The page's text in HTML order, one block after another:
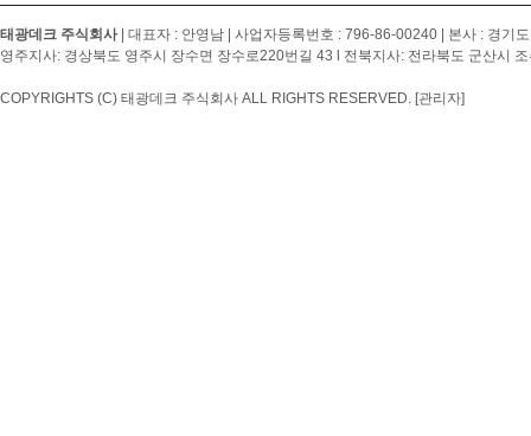
태광데크 주식회사| 대표자 : 안영남 | 사업자등록번호 : 796-86-00240 | 본사 : 경기
영주지사: 경상북도 영주시 장수면 장수로220번길 43 l 전북지사: 전라북도 군산시
COPYRIGHTS (C) 태광데크 주식회사 ALL RIGHTS RESERVED. [관리자]